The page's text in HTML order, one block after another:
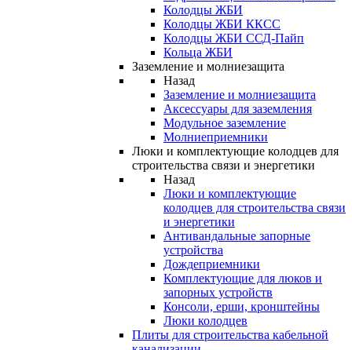
Колодцы ЖБИ
Колодцы ЖБИ ККСС
Колодцы ЖБИ ССД-Пайп
Кольца ЖБИ
Заземление и молниезащита
Назад
Заземление и молниезащита
Аксессуары для заземления
Модульное заземление
Молниеприемники
Люки и комплектующие колодцев для
строительства связи и энергетики
Назад
Люки и комплектующие
колодцев для строительства связи
и энергетики
Антивандальные запорные
устройства
Дождеприемники
Комплектующие для люков и
запорных устройств
Консоли, ерши, кронштейны
Люки колодцев
Плиты для строительства кабельной